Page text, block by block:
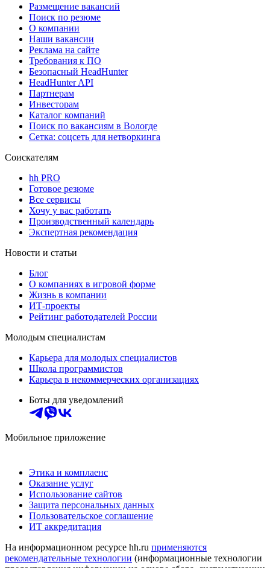
Размещение вакансий
Поиск по резюме
О компании
Наши вакансии
Реклама на сайте
Требования к ПО
Безопасный HeadHunter
HeadHunter API
Партнерам
Инвесторам
Каталог компаний
Поиск по вакансиям в Вологде
Сетка: соцсеть для нетворкинга
Соискателям
hh PRO
Готовое резюме
Все сервисы
Хочу у вас работать
Производственный календарь
Экспертная рекомендация
Новости и статьи
Блог
О компаниях в игровой форме
Жизнь в компании
ИТ-проекты
Рейтинг работодателей России
Молодым специалистам
Карьера для молодых специалистов
Школа программистов
Карьера в некоммерческих организациях
Боты для уведомлений
Мобильное приложение
Этика и комплаенс
Оказание услуг
Использование сайтов
Защита персональных данных
Пользовательское соглашение
ИТ аккредитация
На информационном ресурсе hh.ru применяются
рекомендательные технологии (информационные технологии